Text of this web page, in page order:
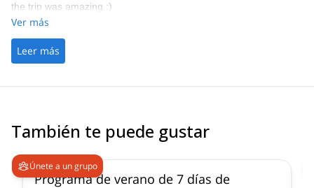
the trip was amazing :)
Ver más
Leer más
También te puede gustar
Únete a un grupo
Programa de verano de 7 días de